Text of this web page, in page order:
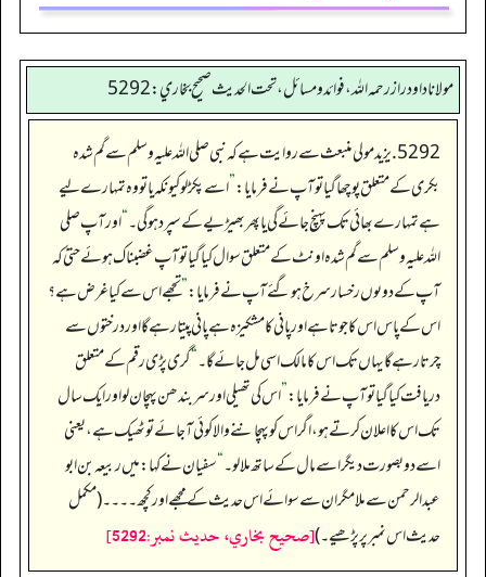
مولانا داود راز رحمه الله، فوائد و مسائل، تحت الحديث صحيح بخاري: 5292
5292. یزید مولی منبعث سے روایت ہے کہ نبی صلی اللہ علیہ وسلم سے گم شدہ
بکری کے متعلق پوچھا گیا تو آپ نے فرمایا:”اسے پکڑلو کیونکہ یا تو وہ تمہارے لیے
ہے تمہارے بھائی تک پہنچ جائے گی یا پھر بھیڑ یے کے سپرد ہوگی۔“اور آپ صلی
اللہ علیہ وسلم سے گم شدہ اونٹ کے متعلق سوال کیا گیا تو آپ غضبناک ہوئے حتیٰ کہ
آپ کے دوںوں رخسار سرخ ہو گئے آپ نے فرمایا:”تجھے اس سے کیا غرض ہے؟
اس کے پاس اس کا جوتا ہے اور پانی کا مشکیزہ ہے پانی پیتا رہے گا اور درختوں سے
چرتا رہے گا یہاں تک اس کا مالک اسی مل جائے گا۔“گری پڑی رقم کے متعلق
دریافت کیا گیا تو آپ نے فرمایا:”اس کی تھیلی اور سر بندھن پہچان لو اور ایک سال
تک اس کا اعلان کرتے ہو، اگر اس کو پہچاننے والا کوئی آ جائے تو ٹھیک ہے، یعنی
اسے دو بصورت دیگر اسے مال کے ساتھ ملا لو۔“سفیان نے کہا: میں ربیعہ بن ابو
عبدالرحمن سے ملا مگر ان سے سوائے اس حدیث کے مجھے اور کچھ۔۔۔۔ (مکمل
حدیث اس نمبر پر پڑھیے۔)[صحيح بخاري، حديث نمبر:5292]